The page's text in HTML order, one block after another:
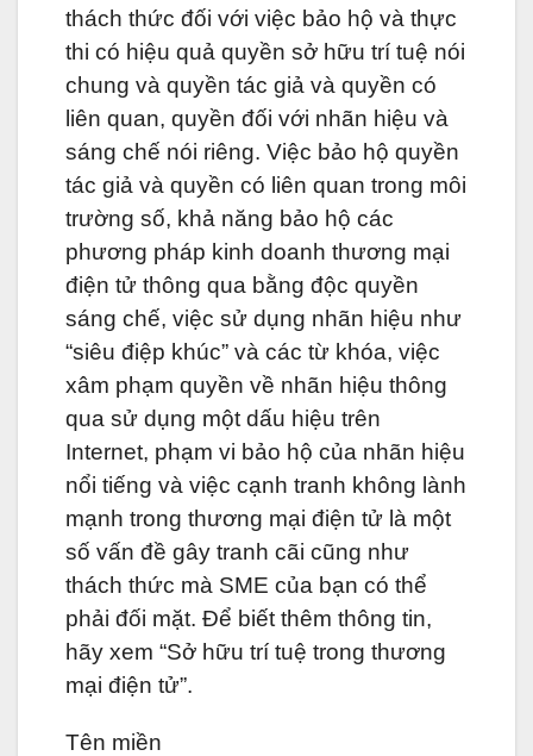
thách thức đối với việc bảo hộ và thực
thi có hiệu quả quyền sở hữu trí tuệ nói
chung và quyền tác giả và quyền có
liên quan, quyền đối với nhãn hiệu và
sáng chế nói riêng. Việc bảo hộ quyền
tác giả và quyền có liên quan trong môi
trường số, khả năng bảo hộ các
phương pháp kinh doanh thương mại
điện tử thông qua bằng độc quyền
sáng chế, việc sử dụng nhãn hiệu như
“siêu điệp khúc” và các từ khóa, việc
xâm phạm quyền về nhãn hiệu thông
qua sử dụng một dấu hiệu trên
Internet, phạm vi bảo hộ của nhãn hiệu
nổi tiếng và việc cạnh tranh không lành
mạnh trong thương mại điện tử là một
số vấn đề gây tranh cãi cũng như
thách thức mà SME của bạn có thể
phải đối mặt. Để biết thêm thông tin,
hãy xem “Sở hữu trí tuệ trong thương
mại điện tử”.
Tên miền